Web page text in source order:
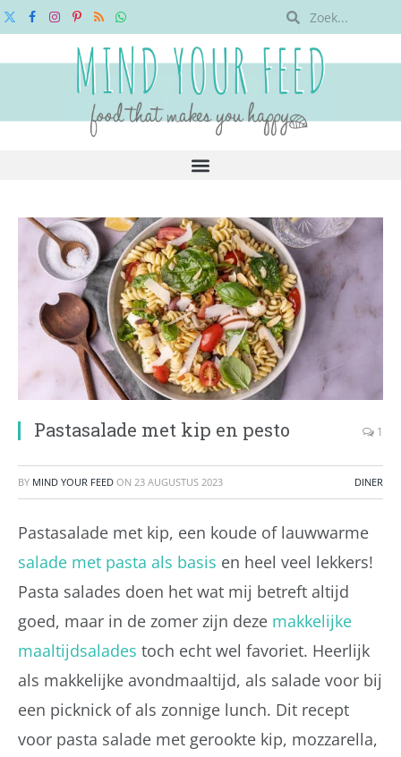
X
FacebookInstagram
Pinterest
RSSWhatsApp
Pastasalade met kip en pesto 1
BY MIND YOUR FEED ON 23 AUGUSTUS 2023 DINER
Pastasalade met kip, een koude of lauwwarme
salade met pasta als basis en heel veel lekkers!
Pasta salades doen het wat mij betreft altijd
goed, maar in de zomer zijn deze makkelijke
maaltijdsalades toch echt wel favoriet. Heerlijk
als makkelijke avondmaaltijd, als salade voor bij
een picknick of als zonnige lunch. Dit recept
voor pasta salade met gerookte kip, mozzarella,